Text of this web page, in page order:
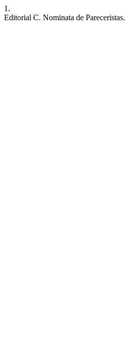
1.
Editorial C. Nominata de Pareceristas.